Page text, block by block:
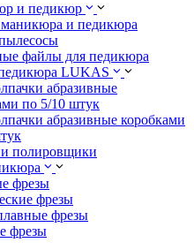
и педикюр
и педикюра
файлы для педикюра
LUKAS
абразивные
по 5/10 штук
абразивные коробками
полировщики
фрезы
фрезы
фрезы
фрезы